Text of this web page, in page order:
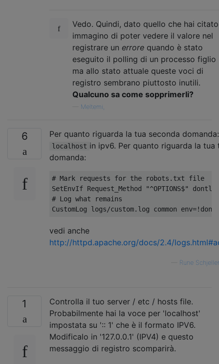
Vedo. Quindi, dato quello che hai
immagino di poter vedere il valore nel
registrare un errore quando è stato
eseguito il polling di un processo figlio
ma allo stato attuale queste voci di
registro sembrano piuttosto inutili.
Qualcuno sa come sopprimerli?
Meltemi,
6 Per quanto riguarda la tua seconda
localhost in ipv6. Per quanto riguarda la tua
domanda:
# Mark requests for the robots.txt file
SetEnvIf Request_Method "^OPTIONS$"
# Log what remains
vedi anche
http://httpd.apache.org/docs/2.4/
Rune
1
Controlla il tuo server / etc / hosts file.
Probabilmente hai la voce per 'localhost'
impostata su ':: 1' che è il formato IPV6.
Modificalo in '127.0.0.1' (IPV4) e questo
messaggio di registro scomparirà.